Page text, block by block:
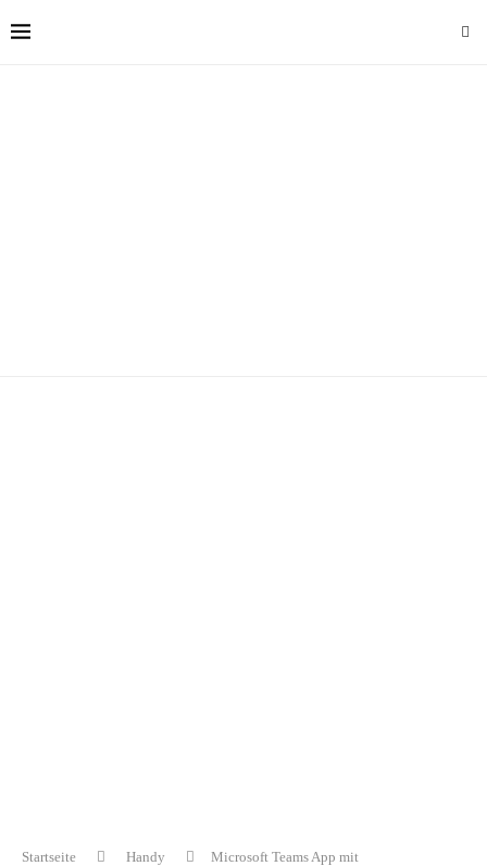
Startseite Handy
Microsoft Teams App mit